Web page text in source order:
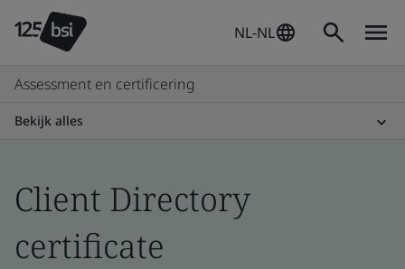
NL-NL
Assessment en certificering
Bekijk alles
Client Directory
certificate